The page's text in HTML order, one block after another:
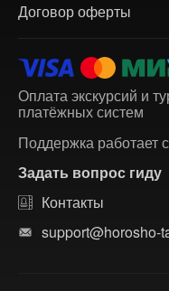
Договор оферты
Оплата экскурсий и
платёжных систем
Поддержка работает
Задать вопрос гиду
Контакты
support@horosho-